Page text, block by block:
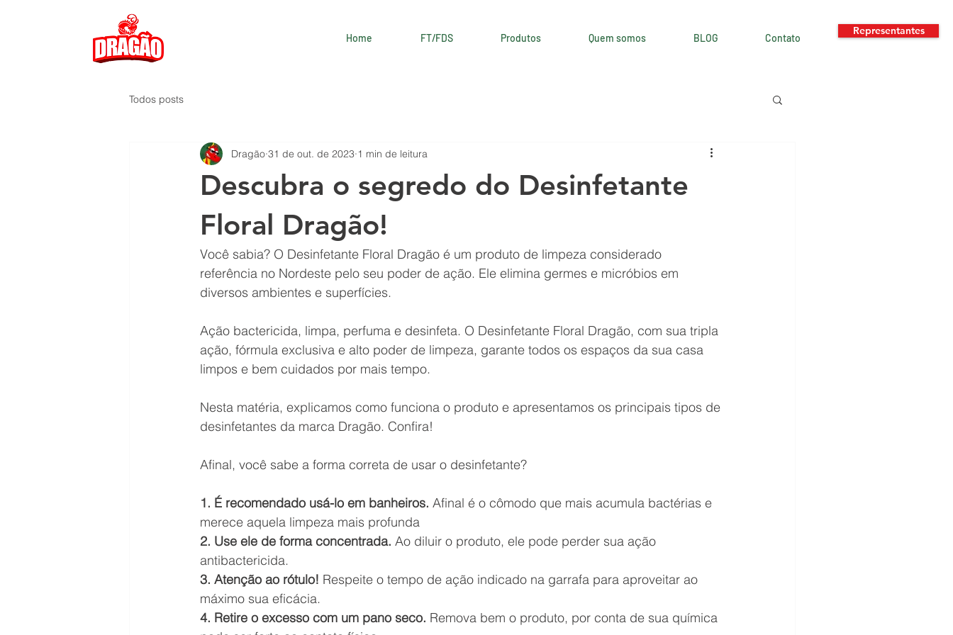
Home FT/FDS Produtos Quem somos BLOG Contato
Representantes
Todos posts
Descubra o segredo do Desinfetante
Floral Dragão!
Dragão 31 de out. de 2023 1 min de leitura
Você sabia? O Desinfetante Floral Dragão é um produto de limpeza considerado
referência no Nordeste pelo seu poder de ação. Ele elimina germes e micróbios em
diversos ambientes e superfícies.
Ação bactericida, limpa, perfuma e desinfeta. O Desinfetante Floral Dragão, com sua tripla
ação, fórmula exclusiva e alto poder de limpeza, garante todos os espaços da sua casa
limpos e bem cuidados por mais tempo.
Nesta matéria, explicamos como funciona o produto e apresentamos os principais tipos de
desinfetantes da marca Dragão. Confira!
Afinal, você sabe a forma correta de usar o desinfetante?
1. É recomendado usá-lo em banheiros. Afinal é o cômodo que mais acumula bactérias e
merece aquela limpeza mais profunda
2. Use ele de forma concentrada. Ao diluir o produto, ele pode perder sua ação
antibactericida.
3. Atenção ao rótulo! Respeite o tempo de ação indicado na garrafa para aproveitar ao
máximo sua eficácia.
4. Retire o excesso com um pano seco. Remova bem o produto, por conta de sua química